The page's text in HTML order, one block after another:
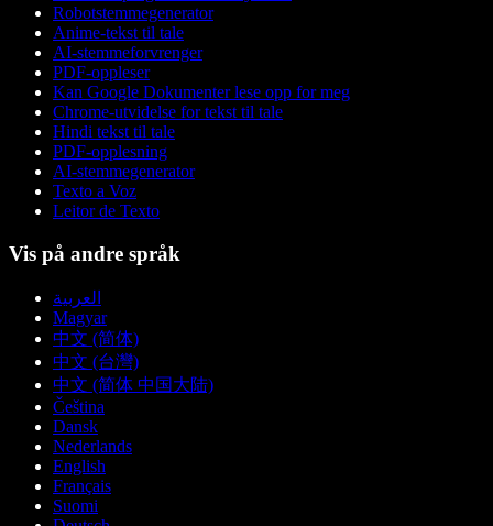
Robotstemmegenerator
Anime-tekst til tale
AI-stemmeforvrenger
PDF-oppleser
Kan Google Dokumenter lese opp for meg
Chrome-utvidelse for tekst til tale
Hindi tekst til tale
PDF-opplesning
AI-stemmegenerator
Texto a Voz
Leitor de Texto
Vis på andre språk
العربية
Magyar
中文 (简体)
中文 (台灣)
中文 (简体 中国大陆)
Čeština
Dansk
Nederlands
English
Français
Suomi